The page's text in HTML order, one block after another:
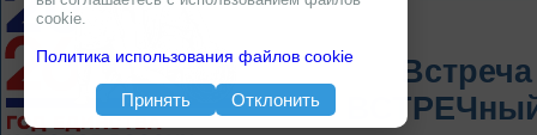
cookie.
Политика использования файлов cookie
Принять Отклонить